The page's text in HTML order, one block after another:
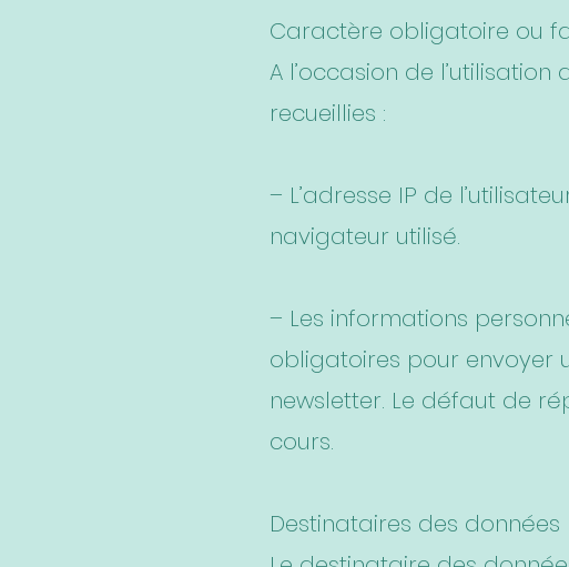
Caractère obligatoire ou
A l’occasion de l’utilisation
recueillies :
– L’adresse IP de
navigateur utilisé.
– Les informations
obligatoires pour envoyer
newsletter. Le défaut de
cours.
Destinataires des données